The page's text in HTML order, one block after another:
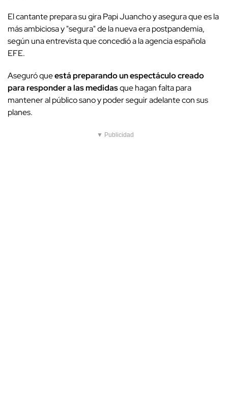
El cantante prepara su gira Papi Juancho y asegura que es la
más ambiciosa y "segura" de la nueva era postpandemia,
según una entrevista que concedió a la agencia española
EFE.
Aseguró queestá preparando un espectáculo creado
para responder a las medidasque hagan falta para
mantener al público sano y poder seguir adelante con sus
planes.
▼ Publicidad